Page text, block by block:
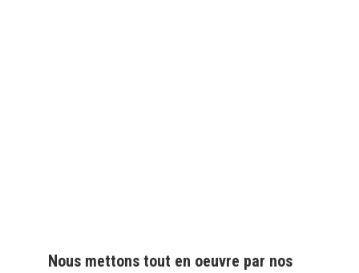
Nous mettons tout en oeuvre par nos